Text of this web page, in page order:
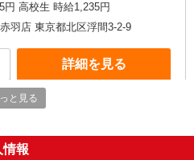
時給1,235円 高校生 時給1,235円
羽店 東京都北区浮間3-2-9
詳細を見る
け・商品陳列
円
と見る
情報